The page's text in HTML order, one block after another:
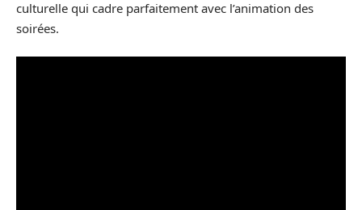
culturelle qui cadre parfaitement avec l’animation des
soirées.